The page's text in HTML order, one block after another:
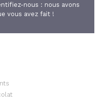
nous : nous avons
vous avez fait !